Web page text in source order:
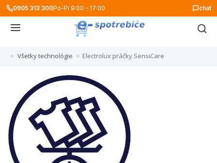
0905 313 300Po-Pi 9:00 - 17:00 chat
> Všetky technológie > Electrolux práčky SensiCare